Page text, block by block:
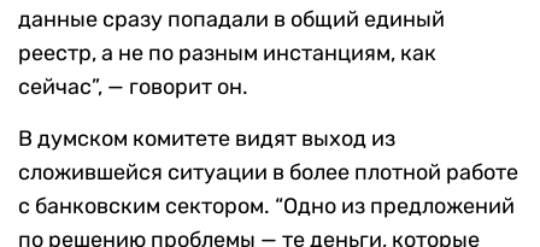
данные сразу попадали в общий единый
реестр, а не по разным инстанциям, как
сейчас”, — говорит он.
В думском комитете видят выход из
сложившейся ситуации в более плотной работе
с банковским сектором. “Одно из предложений
по решению проблемы ­— те деньги, которые